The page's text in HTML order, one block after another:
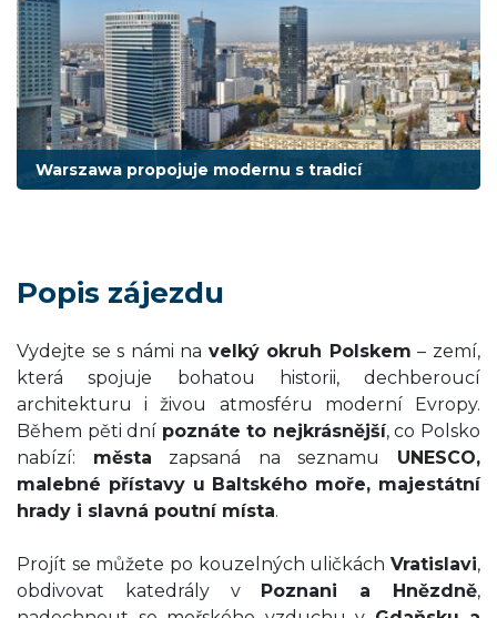
Warszawa propojuje modernu s tradicí
Popis zájezdu
Vydejte se s námi na velký okruh Polskem – zemí,
která spojuje bohatou historii, dechberoucí
architekturu i živou atmosféru moderní Evropy.
Během pěti dní poznáte to nejkrásnější, co Polsko
nabízí: města zapsaná na seznamu UNESCO,
malebné přístavy u Baltského moře, majestátní
hrady i slavná poutní místa.
Projít se můžete po kouzelných uličkách Vratislavi,
obdivovat katedrály v Poznani a Hnězdně,